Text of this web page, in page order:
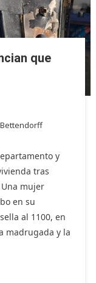
que
y
tras
mujer
en su
al 1100, en
madrugada y la